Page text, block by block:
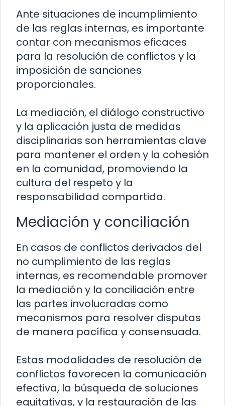
Ante situaciones de incumplimiento
de las reglas internas, es importante
contar con mecanismos eficaces
para la resolución de conflictos y la
imposición de sanciones
proporcionales.
La mediación, el diálogo constructivo
y la aplicación justa de medidas
disciplinarias son herramientas clave
para mantener el orden y la cohesión
en la comunidad, promoviendo la
cultura del respeto y la
responsabilidad compartida.
Mediación y conciliación
En casos de conflictos derivados del
no cumplimiento de las reglas
internas, es recomendable promover
la mediación y la conciliación entre
las partes involucradas como
mecanismos para resolver disputas
de manera pacífica y consensuada.
Estas modalidades de resolución de
conflictos favorecen la comunicación
efectiva, la búsqueda de soluciones
equitativas, y la restauración de las